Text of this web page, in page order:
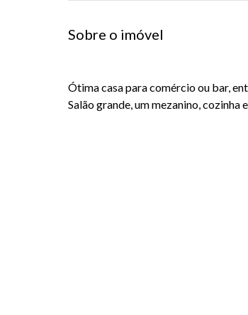
Sobre o imóvel
Ótima casa para comércio ou bar,
Salão grande, um mezanino, cozinha